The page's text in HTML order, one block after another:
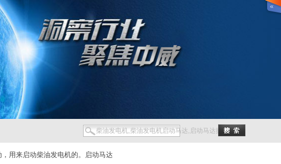
用来启动柴油发电机的。启动马达